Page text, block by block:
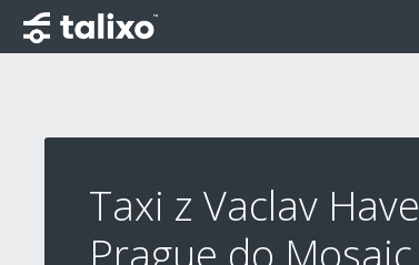
Taxi z Vaclav